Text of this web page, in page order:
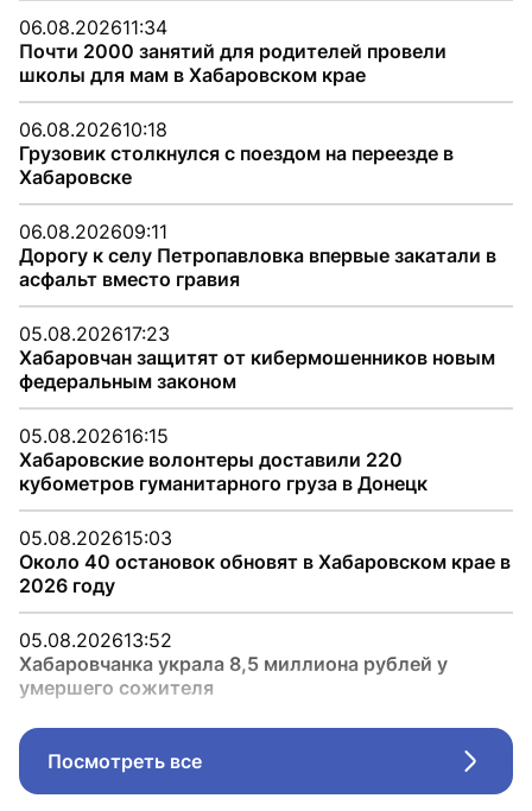
06.08.202611:34
Почти 2000 занятий для родителей провели
школы для мам в Хабаровском крае
06.08.202610:18
Грузовик столкнулся с поездом на переезде в
Хабаровске
06.08.202609:11
Дорогу к селу Петропавловка впервые закатали в
асфальт вместо гравия
05.08.202617:23
Хабаровчан защитят от кибермошенников новым
федеральным законом
05.08.202616:15
Хабаровские волонтеры доставили 220
кубометров гуманитарного груза в Донецк
05.08.202615:03
Около 40 остановок обновят в Хабаровском крае в
2026 году
05.08.202613:52
Хабаровчанка украла 8,5 миллиона рублей у
умершего сожителя
Посмотреть все